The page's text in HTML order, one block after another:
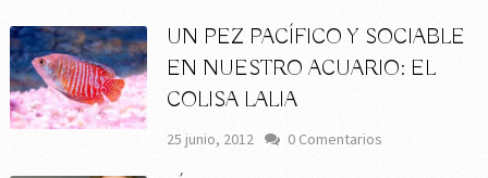
UN PEZ PACÍFICO Y SOCIABLE
EN NUESTRO ACUARIO: EL
COLISA LALIA
25 junio, 2012 0 Comentarios